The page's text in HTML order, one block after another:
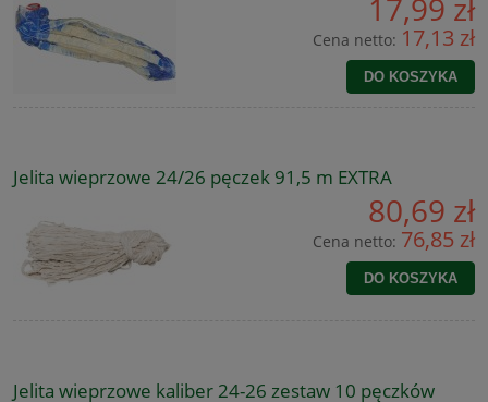
17,99 zł
Cena netto: 17,13 zł
DO KOSZYKA
Jelita wieprzowe 24/26 pęczek 91,5 m EXTRA
80,69 zł
Cena netto: 76,85 zł
DO KOSZYKA
Jelita wieprzowe kaliber 24-26 zestaw 10 pęczków